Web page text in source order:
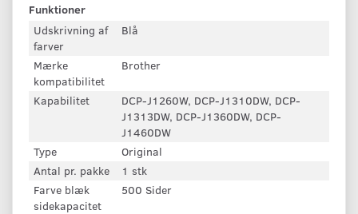
Funktioner
Udskrivning af
farver
Blå
Mærke
kompatibilitet
Brother
Kapabilitet
DCP-J1260W, DCP-J1310DW, DCP-
J1313DW, DCP-J1360DW, DCP-
J1460DW
Type
Original
Antal pr. pakke
1 stk
Farve blæk
sidekapacitet
500 Sider